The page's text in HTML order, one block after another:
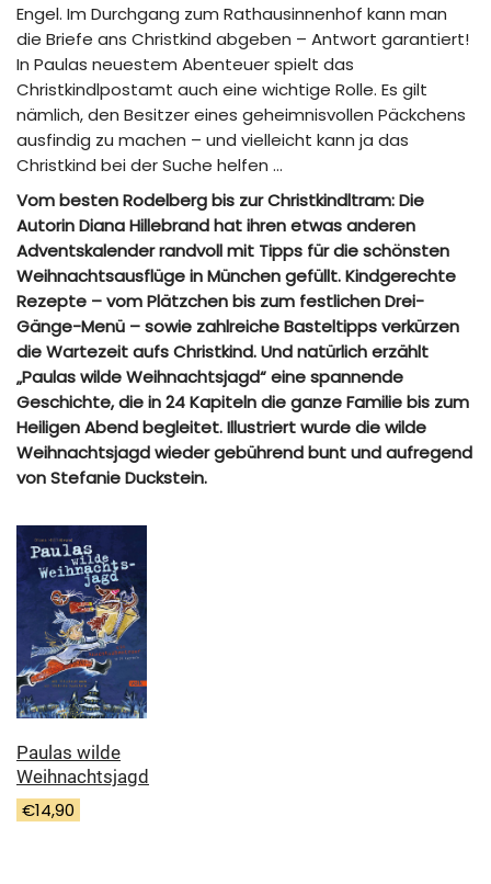
Engel. Im Durchgang zum Rathausinnenhof kann man
die Briefe ans Christkind abgeben – Antwort garantiert!
In Paulas neuestem Abenteuer spielt das
Christkindlpostamt auch eine wichtige Rolle. Es gilt
nämlich, den Besitzer eines geheimnisvollen Päckchens
ausfindig zu machen – und vielleicht kann ja das
Christkind bei der Suche helfen …
Vom besten Rodelberg bis zur Christkindltram: Die
Autorin Diana Hillebrand hat ihren etwas anderen
Adventskalender randvoll mit Tipps für die schönsten
Weihnachtsausflüge in München gefüllt. Kindgerechte
Rezepte – vom Plätzchen bis zum festlichen Drei-
Gänge-Menü – sowie zahlreiche Basteltipps verkürzen
die Wartezeit aufs Christkind. Und natürlich erzählt
„Paulas wilde Weihnachtsjagd“ eine spannende
Geschichte, die in 24 Kapiteln die ganze Familie bis zum
Heiligen Abend begleitet. Illustriert wurde die wilde
Weihnachtsjagd wieder gebührend bunt und aufregend
von Stefanie Duckstein.
Paulas wilde
Weihnachtsjagd
€14,90